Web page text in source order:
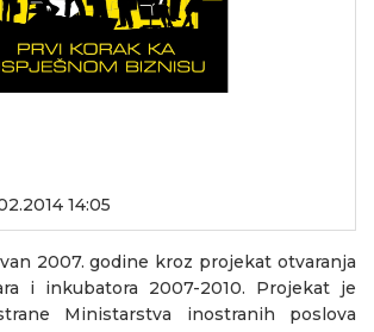
14:05
2007. godine kroz projekat otvaranja
i inkubatora 2007-2010. Projekat je
Ministarstva inostranih poslova